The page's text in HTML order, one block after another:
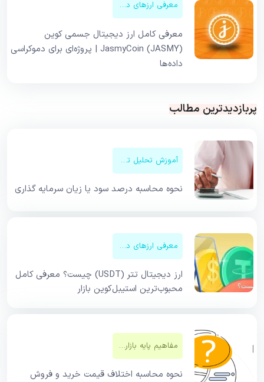
معرفی ارزهای دیجیتال
معرفی کامل ارز دیجیتال جسمی کوین
JasmyCoin (JASMY) | پروژه‌ای برای دموکراسی
داده‌ها
پربازدیدترین مطالب
آموزش تحلیل تکنیکال
نحوه محاسبه درصد سود یا زیان سرمایه گذاری
معرفی ارزهای دیجیتال
ارز دیجیتال تتر (USDT) چیست؟ معرفی کامل
محبوب‌ترین استیبل‌کوین بازار
مفاهیم پایه بازار‌های مالی
نحوه محاسبه اختلاف قیمت خرید و فروش